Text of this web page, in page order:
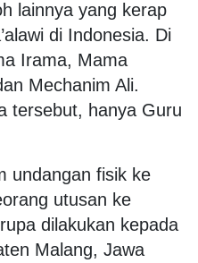
lainnya yang kerap
di Indonesia. Di
Irama, Mama
Mechanim Ali.
tersebut, hanya Guru
undangan fisik ke
utusan ke
dilakukan kepada
Malang, Jawa